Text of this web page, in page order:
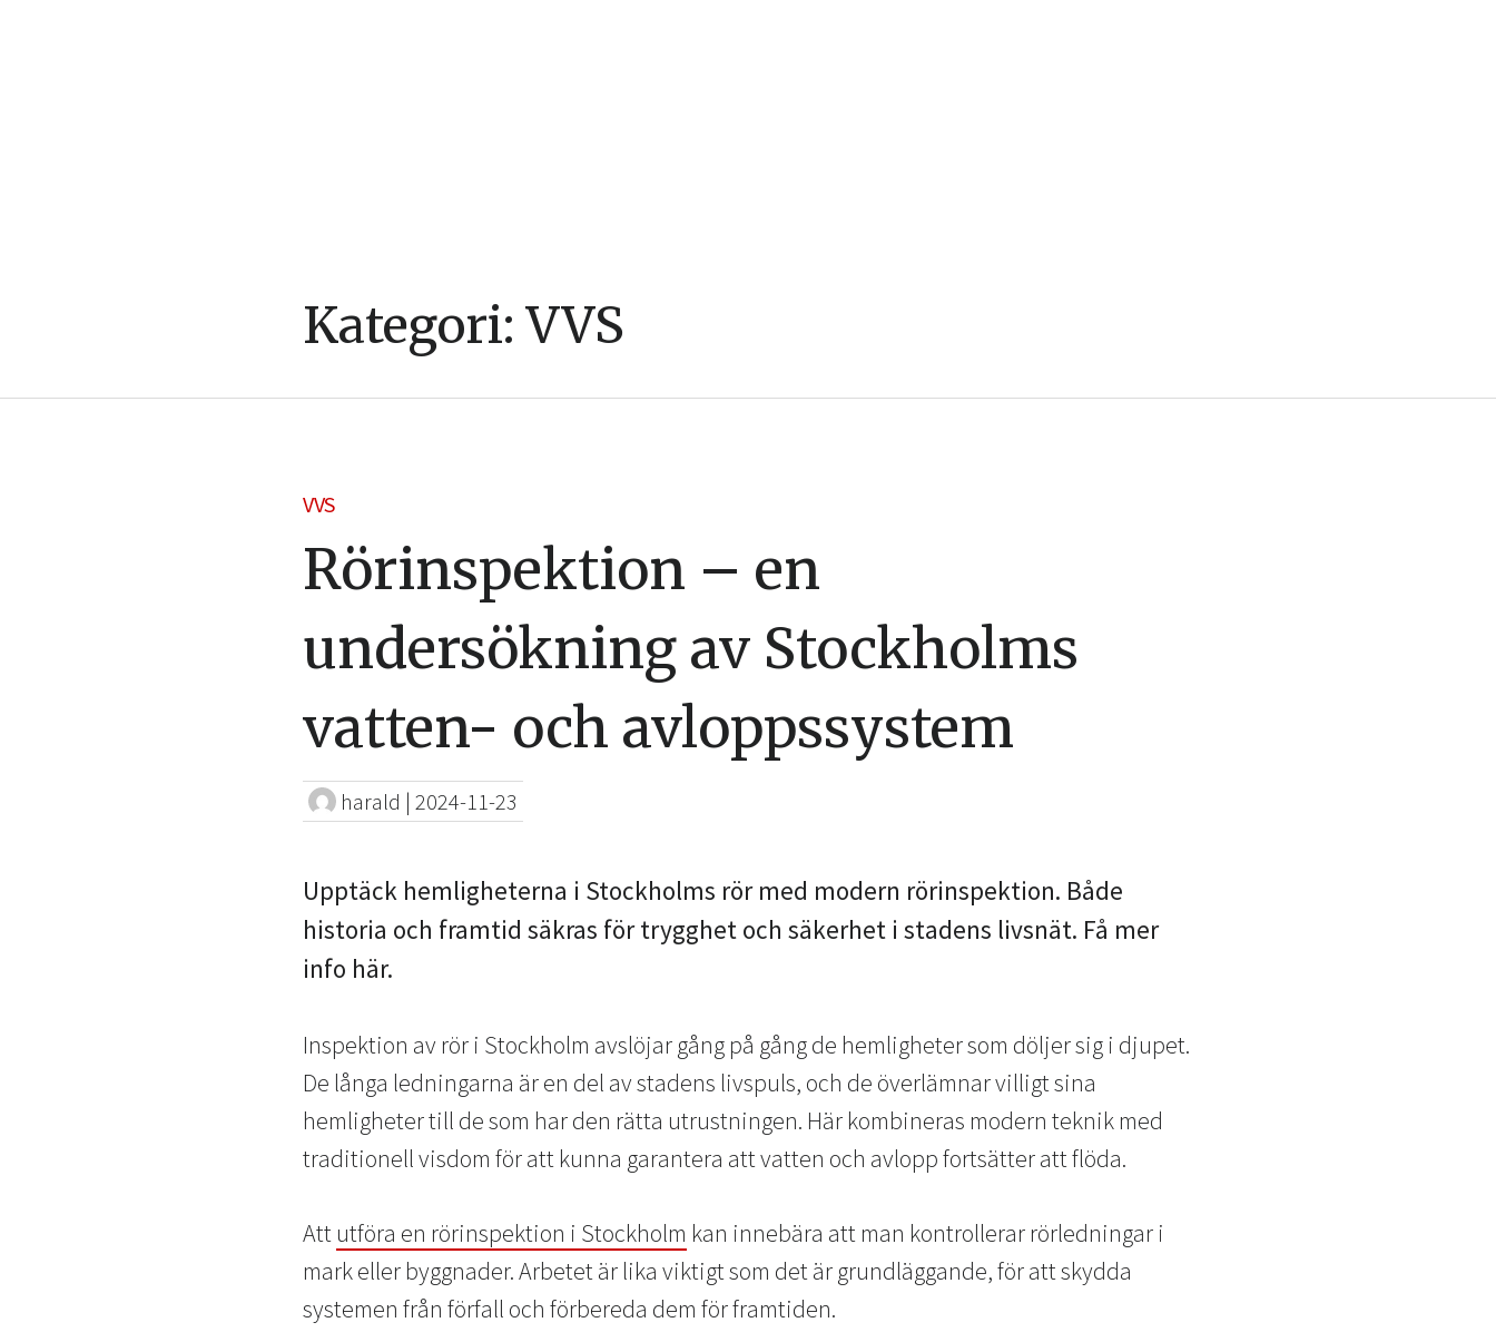
Kategori:VVS
VVS
Rörinspektion – en
undersökning av Stockholms
vatten- och avloppssystem
harald | 2024-11-23
Upptäck hemligheterna i Stockholms rör med modern rörinspektion. Både
historia och framtid säkras för trygghet och säkerhet i stadens livsnät. Få mer
info här.
Inspektion av rör i Stockholm avslöjar gång på gång de hemligheter som döljer sig i djupet.
De långa ledningarna är en del av stadens livspuls, och de överlämnar villigt sina
hemligheter till de som har den rätta utrustningen. Här kombineras modern teknik med
traditionell visdom för att kunna garantera att vatten och avlopp fortsätter att flöda.
Att utföra en rörinspektion i Stockholm kan innebära att man kontrollerar rörledningar i
mark eller byggnader. Arbetet är lika viktigt som det är grundläggande, för att skydda
systemen från förfall och förbereda dem för framtiden.